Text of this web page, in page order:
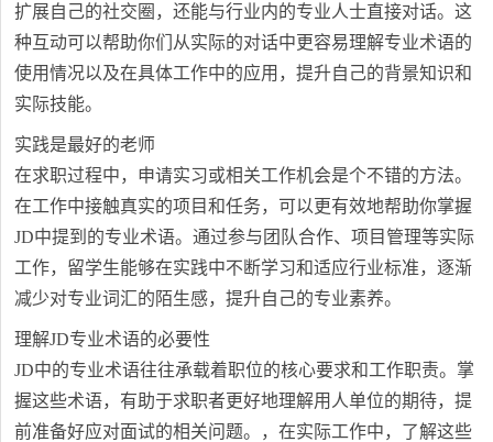
扩展自己的社交圈，还能与行业内的专业人士直接对话。这
种互动可以帮助你们从实际的对话中更容易理解专业术语的
使用情况以及在具体工作中的应用，提升自己的背景知识和
实际技能。
实践是最好的老师
在求职过程中，申请实习或相关工作机会是个不错的方法。
在工作中接触真实的项目和任务，可以更有效地帮助你掌握
JD中提到的专业术语。通过参与团队合作、项目管理等实际
工作，留学生能够在实践中不断学习和适应行业标准，逐渐
减少对专业词汇的陌生感，提升自己的专业素养。
理解JD专业术语的必要性
JD中的专业术语往往承载着职位的核心要求和工作职责。掌
握这些术语，有助于求职者更好地理解用人单位的期待，提
前准备好应对面试的相关问题。，在实际工作中，了解这些